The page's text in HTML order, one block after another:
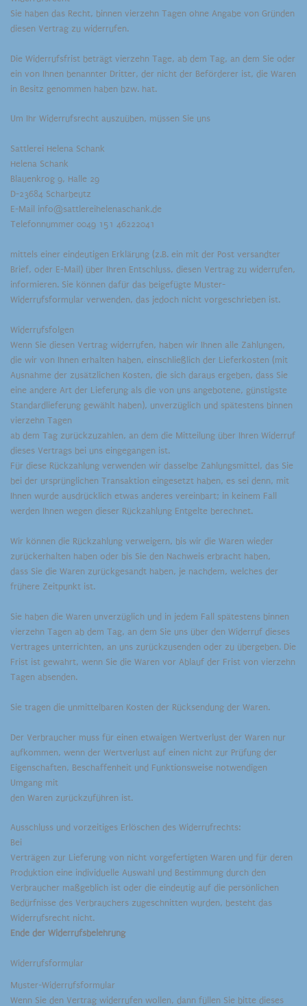
Sie haben das Recht, binnen vierzehn Tagen ohne Angabe von Gründen
diesen Vertrag zu widerrufen.
Die Widerrufsfrist beträgt vierzehn Tage, ab dem Tag, an dem Sie oder
ein von Ihnen benannter Dritter, der nicht der Beförderer ist, die Waren
in Besitz genommen haben bzw. hat.
Um Ihr Widerrufsrecht auszuüben, müssen Sie uns
Sattlerei Helena Schank
Helena Schank
Blauenkrog 9, Halle 29
D-23684 Scharbeutz
E-Mail info@sattlereihelenaschank.de
Telefonnummer 0049 151 46222041
mittels einer eindeutigen Erklärung (z.B. ein mit der Post versandter
Brief, oder E-Mail) über Ihren Entschluss, diesen Vertrag zu widerrufen,
informieren. Sie können dafür das beigefügte Muster-
Widerrufsformular verwenden, das jedoch nicht vorgeschrieben ist.
Widerrufsfolgen
Wenn Sie diesen Vertrag widerrufen, haben wir Ihnen alle Zahlungen,
die wir von Ihnen erhalten haben, einschließlich der Lieferkosten (mit
Ausnahme der zusätzlichen Kosten, die sich daraus ergeben, dass Sie
eine andere Art der Lieferung als die von uns angebotene, günstigste
Standardlieferung gewählt haben), unverzüglich und spätestens binnen
vierzehn Tagen
ab dem Tag zurückzuzahlen, an dem die Mitteilung über Ihren Widerruf
dieses Vertrags bei uns eingegangen ist.
Für diese Rückzahlung verwenden wir dasselbe Zahlungsmittel, das Sie
bei der ursprünglichen Transaktion eingesetzt haben, es sei denn, mit
Ihnen wurde ausdrücklich etwas anderes vereinbart; in keinem Fall
werden Ihnen wegen dieser Rückzahlung Entgelte berechnet.
Wir können die Rückzahlung verweigern, bis wir die Waren wieder
zurückerhalten haben oder bis Sie den Nachweis erbracht haben,
dass Sie die Waren zurückgesandt haben, je nachdem, welches der
frühere Zeitpunkt ist.
Sie haben die Waren unverzüglich und in jedem Fall spätestens binnen
vierzehn Tagen ab dem Tag, an dem Sie uns über den Widerruf dieses
Vertrages unterrichten, an uns zurückzusenden oder zu übergeben. Die
Frist ist gewahrt, wenn Sie die Waren vor Ablauf der Frist von vierzehn
Tagen absenden.
Sie tragen die unmittelbaren Kosten der Rücksendung der Waren.
Der Verbraucher muss für einen etwaigen Wertverlust der Waren nur
aufkommen, wenn der Wertverlust auf einen nicht zur Prüfung der
Eigenschaften, Beschaffenheit und Funktionsweise notwendigen
Umgang mit
den Waren zurückzuführen ist.
Ausschluss und vorzeitiges Erlöschen des Widerrufrechts:
Bei
Verträgen zur Lieferung von nicht vorgefertigten Waren und für deren
Produktion eine individuelle Auswahl und Bestimmung durch den
Verbraucher maßgeblich ist oder die eindeutig auf die persönlichen
Bedürfnisse des Verbrauchers zugeschnitten wurden, besteht das
Widerrufsrecht nicht.
Ende der Widerrufsbelehrung
Widerrufsformular
Muster-Widerrufsformular
Wenn Sie den Vertrag widerrufen wollen, dann füllen Sie bitte dieses